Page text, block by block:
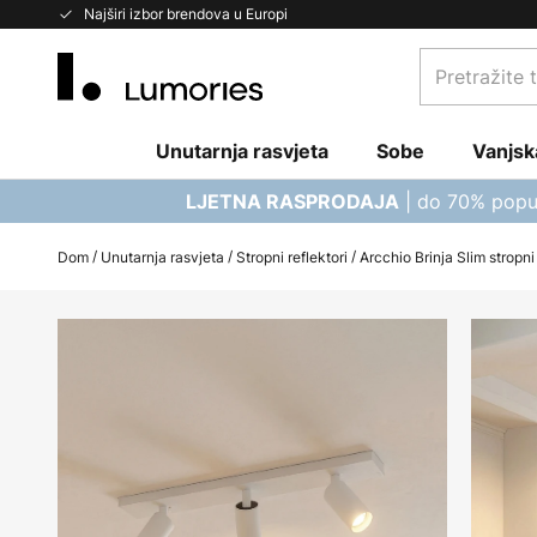
Najširi izbor brendova u Europi
Skip
Pretražite
trgovinu...
Unutarnja rasvjeta Sobe
LJETNA RASPRODAJA | do 70%
Dom Unutarnja rasvjeta Stropni reflektori Arcchio Brinja Slim
images